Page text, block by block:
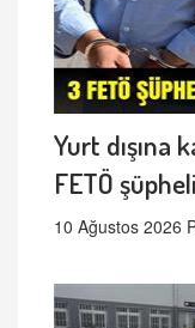
Yurt dışına
FETÖ
10 Ağustos 2026